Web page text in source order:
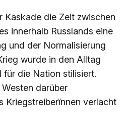
Kaskade die Zeit zwischen
innerhalb Russlands eine
und der Normalisierung
wurde in den Alltag
für die Nation stilisiert.
darüber
Kriegstreiberïnnen verlacht